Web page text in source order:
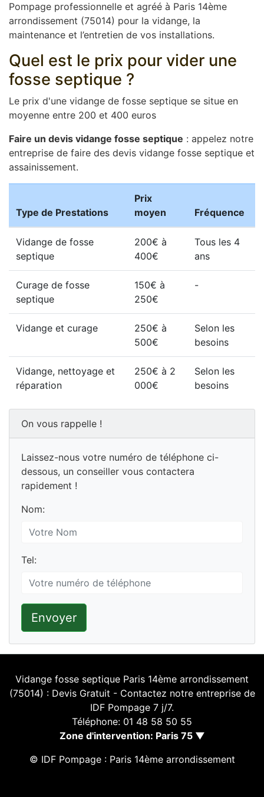
Pompage professionnelle et agréé à Paris 14ème
arrondissement (75014) pour la vidange, la
maintenance et l’entretien de vos installations.
Quel est le prix pour vider une
fosse septique ?
Le prix d'une vidange de fosse septique se situe en
moyenne entre 200 et 400 euros
Faire un devis vidange fosse septique : appelez notre
entreprise de faire des devis vidange fosse septique et
assainissement.
Type de Prestations
Prix
moyen
Fréquence
Vidange de fosse
septique
200€ à
400€
Tous les 4
ans
Curage de fosse
septique
150€ à
250€
-
Vidange et curage
250€ à
500€
Selon les
besoins
Vidange, nettoyage et
réparation
250€ à 2
000€
Selon les
besoins
On vous rappelle !
Laissez-nous votre numéro de téléphone ci-
dessous, un conseiller vous contactera
rapidement !
Nom:
Tel:
Envoyer
Vidange fosse septique Paris 14ème arrondissement
(75014) : Devis Gratuit - Contactez notre entreprise de
IDF Pompage 7 j/7.
Téléphone: 01 48 58 50 55
Zone d'intervention: Paris 75 ▼
© IDF Pompage : Paris 14ème arrondissement